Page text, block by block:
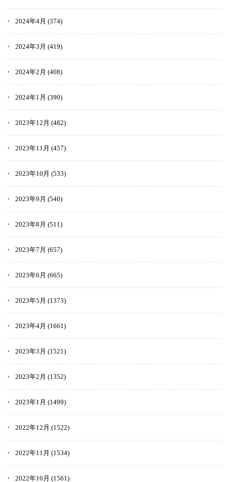
2024年4月 (374)
2024年3月 (419)
2024年2月 (408)
2024年1月 (390)
2023年12月 (482)
2023年11月 (457)
2023年10月 (533)
2023年9月 (540)
2023年8月 (511)
2023年7月 (657)
2023年6月 (665)
2023年5月 (1373)
2023年4月 (1661)
2023年3月 (1521)
2023年2月 (1352)
2023年1月 (1499)
2022年12月 (1522)
2022年11月 (1534)
2022年10月 (1561)